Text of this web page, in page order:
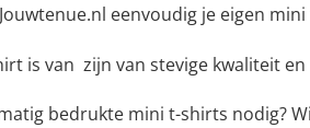
eenvoudig je eigen
is van zijn van stevige kwaliteit
bedrukte mini t-shirts nodig?